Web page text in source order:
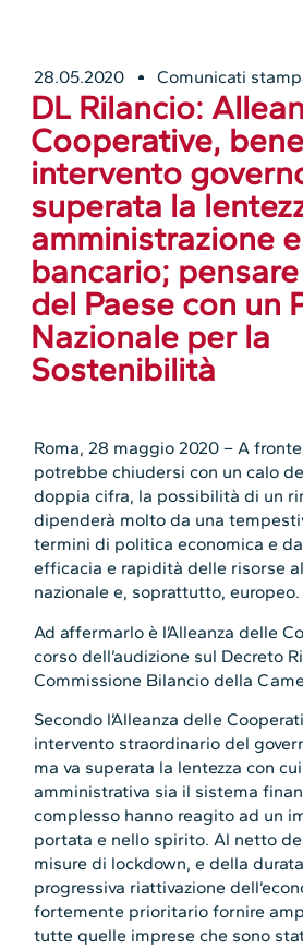
28.05.2020 Comunicati
DL Rilancio:
Cooperative, bene
intervento
superata la
amministrazione
bancario;
del Paese con un
Nazionale per la
Sostenibilità
Roma, 28 maggio 2020 – A
potrebbe chiudersi con un calo
doppia cifra, la possibilità di un
dipenderà molto da una
termini di politica economica e
efficacia e rapidità delle risorse
nazionale e, soprattutto, europeo.
Ad affermarlo è l’Alleanza delle
corso dell’audizione sul Decreto
Commissione Bilancio della
Secondo l’Alleanza delle
intervento straordinario del
ma va superata la lentezza con
amministrativa sia il sistema
complesso hanno reagito ad un
portata e nello spirito. Al netto
misure di lockdown, e della
progressiva riattivazione
fortemente prioritario fornire
tutte quelle imprese che sono